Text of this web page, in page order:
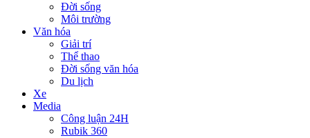
Đời sống
Môi trường
Văn hóa
Giải trí
Thể thao
Đời sống văn hóa
Du lịch
Xe
Media
Công luận 24H
Rubik 360